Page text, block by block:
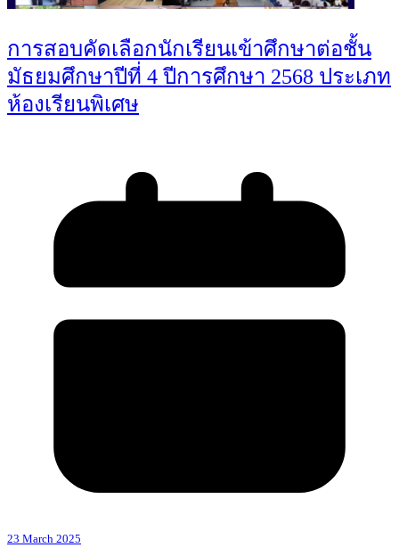
การสอบคัดเลือกนักเรียนเข้าศึกษาต่อชั้น
มัธยมศึกษาปีที่ 4 ปีการศึกษา 2568 ประเภท
ห้องเรียนพิเศษ
23 March 2025